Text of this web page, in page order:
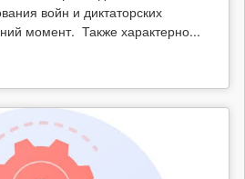
войн и диктаторских
момент. Также характерно...